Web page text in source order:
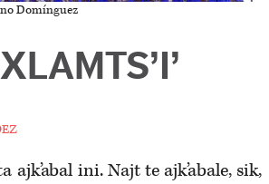
Domínguez
ajk’abal ini. Najt te ajk’abale, sik,